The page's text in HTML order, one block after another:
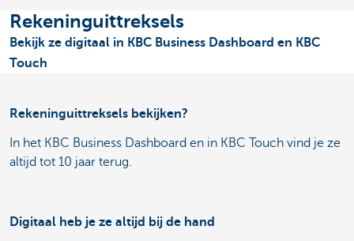
Rekeninguittreksels
Bekijk ze digitaal in KBC Business Dashboard en KBC
Touch
Rekeninguittreksels bekijken?
In het KBC Business Dashboard en in KBC Touch vind je ze
altijd tot 10 jaar terug.
Digitaal heb je ze altijd bij de hand